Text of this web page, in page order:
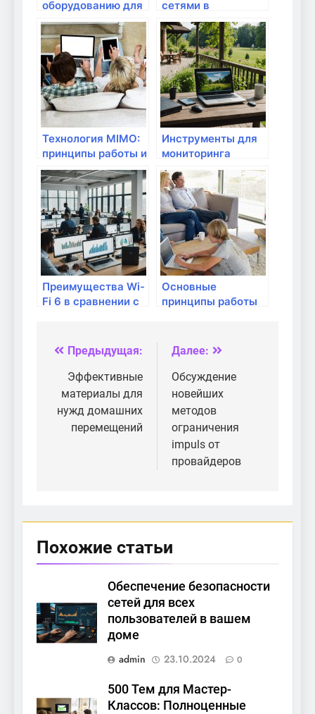
оборудованию для
работы с
облачными
сервисами
сетями в
удаленных
районах: как
решить?
Технология MIMO:
принципы работы и
её преимущества
Инструменты для
мониторинга
работы интернет-
сети
Преимущества Wi-
Fi 6 в сравнении с
Основные
принципы работы
Навигация
по
записям
Предыдущая:
Эффективные
материалы для
нужд домашних
перемещений
Далее:
Обсуждение
новейших
методов
ограничения
impuls от
провайдеров
Похожие статьи
Обеспечение безопасности
сетей для всех
пользователей в вашем
доме
admin
23.10.2024 0
500 Тем для Мастер-
Классов: Полноценные